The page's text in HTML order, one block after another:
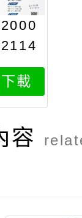
營海
載
容